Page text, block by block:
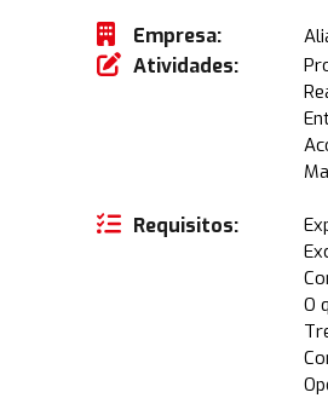
Empresa:
Atividades:
Requisitos:
O